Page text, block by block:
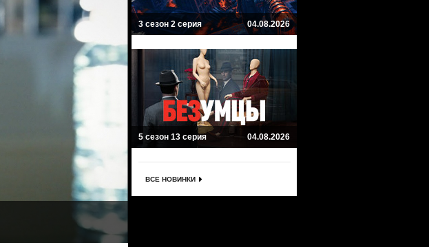
3 сезон 2 серия 04.08.2026
5 сезон 13 серия 04.08.2026
ВСЕ НОВИНКИ